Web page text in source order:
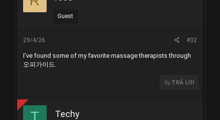
Guest
29/4/26 #32
I've found some of my favorite massage therapists through
오피가이드
TRẢ LỜI
T Techy